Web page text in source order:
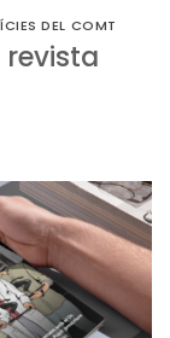
DEL COMT
revista